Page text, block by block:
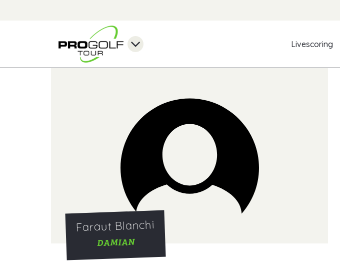
Livescoring
Faraut Blanchi
DAMIAN